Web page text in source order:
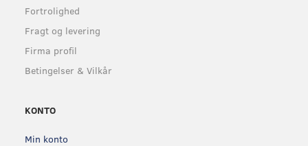
Fortrolighed
Fragt og levering
Firma profil
Betingelser & Vilkår
KONTO
Min konto